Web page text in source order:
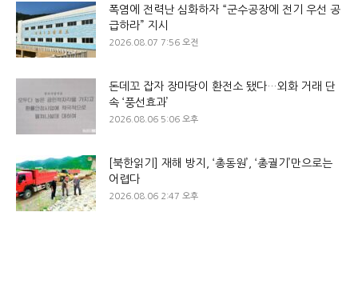
폭염에 전력난 심화하자 “군수공장에 전기 우선 공
급하라” 지시
2026.08.07 7:56 오전
돈데꼬 잡자 장마당이 환전소 됐다…외화 거래 단
속 ‘풍선효과’
2026.08.06 5:06 오후
[북한읽기] 재해 방지, ‘총동원’, ‘총궐기’만으로는
어렵다
2026.08.06 2:47 오후